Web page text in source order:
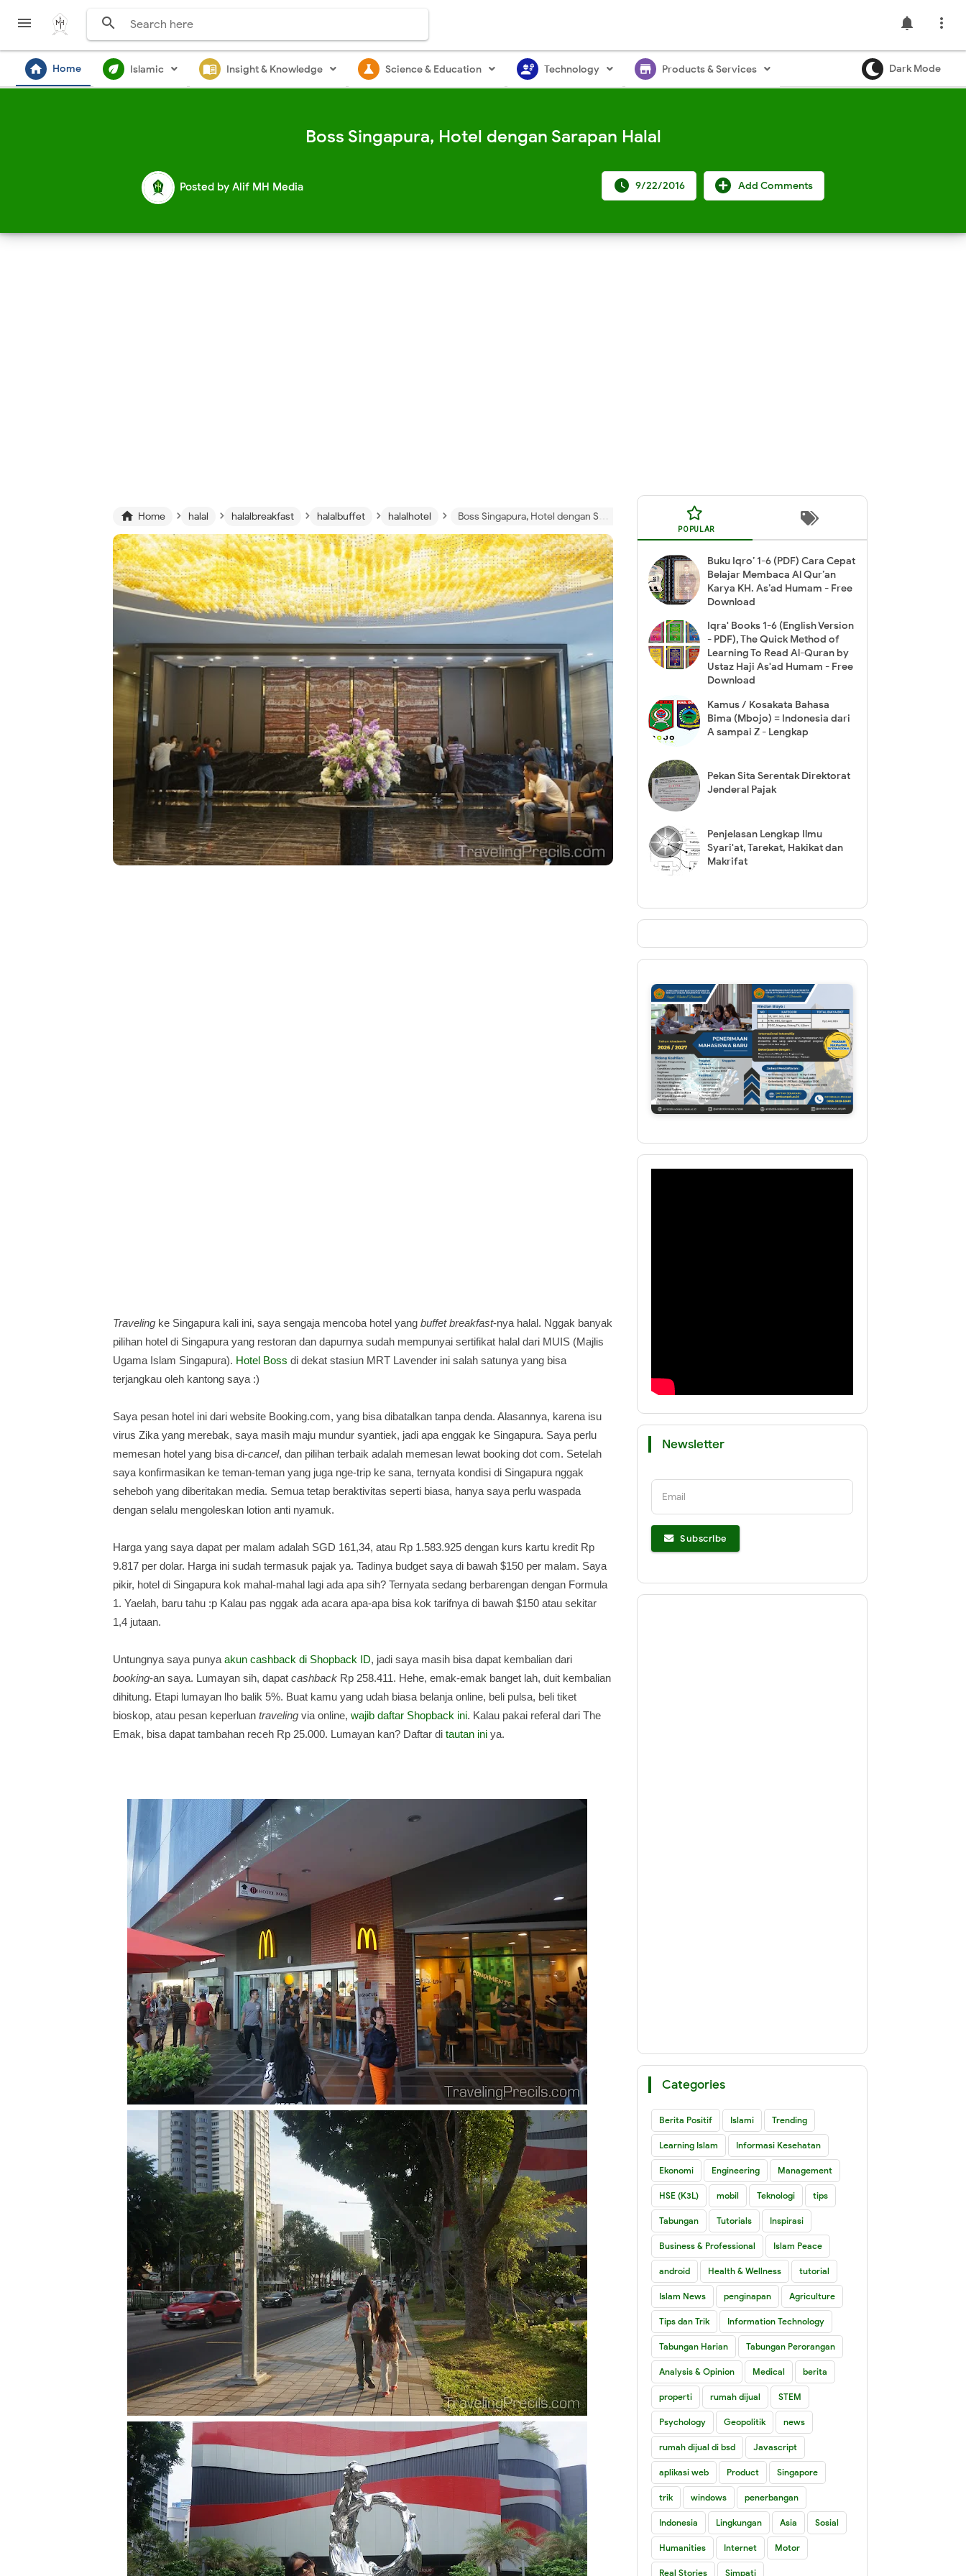
 
notifications

home Home ecodIslamic menu_book Insight & Knowledge science Science & Education engineering Technology store Products & Services Dark Mode
Boss Singapura, Hotel dengan Sarapan Halal
Posted by Alif MH Media Add Comments
 9/22/2016
 Home › halal › halalbreakfast › halalbuffet › halalhotel › Boss Singapura, Hotel dengan Sarapan Halal
Traveling ke Singapura kali ini, saya sengaja mencoba hotel yang buffet breakfast-nya halal. Nggak banyak
pilihan hotel di Singapura yang restoran dan dapurnya sudah mempunyai sertifikat halal dari MUIS (Majlis
Ugama Islam Singapura). Hotel Boss di dekat stasiun MRT Lavender ini salah satunya yang bisa
terjangkau oleh kantong saya :)
Saya pesan hotel ini dari website Booking.com, yang bisa dibatalkan tanpa denda. Alasannya, karena isu
virus Zika yang merebak, saya masih maju mundur syantiek, jadi apa enggak ke Singapura. Saya perlu
memesan hotel yang bisa di-cancel, dan pilihan terbaik adalah memesan lewat booking dot com. Setelah
saya konfirmasikan ke teman-teman yang juga nge-trip ke sana, ternyata kondisi di Singapura nggak
seheboh yang diberitakan media. Semua tetap beraktivitas seperti biasa, hanya saya perlu waspada
dengan selalu mengoleskan lotion anti nyamuk.
Harga yang saya dapat per malam adalah SGD 161,34, atau Rp 1.583.925 dengan kurs kartu kredit Rp
9.817 per dolar. Harga ini sudah termasuk pajak ya. Tadinya budget saya di bawah $150 per malam. Saya
pikir, hotel di Singapura kok mahal-mahal lagi ada apa sih? Ternyata sedang berbarengan dengan Formula
1. Yaelah, baru tahu :p Kalau pas nggak ada acara apa-apa bisa kok tarifnya di bawah $150 atau sekitar
1,4 jutaan.
Untungnya saya punya akun cashback di Shopback ID, jadi saya masih bisa dapat kembalian dari
booking-an saya. Lumayan sih, dapat cashback Rp 258.411. Hehe, emak-emak banget lah, duit kembalian
dihitung. Etapi lumayan lho balik 5%. Buat kamu yang udah biasa belanja online, beli pulsa, beli tiket
bioskop, atau pesan keperluan traveling via online, wajib daftar Shopback ini. Kalau pakai referal dari The
Emak, bisa dapat tambahan receh Rp 25.000. Lumayan kan? Daftar di tautan ini ya.
POPULAR
Buku Iqro’ 1-6 (PDF) Cara Cepat
Belajar Membaca Al Qur’an
Karya KH. As’ad Humam - Free
Download
Iqra' Books 1-6 (English Version
- PDF), The Quick Method of
Learning To Read Al-Quran by
Ustaz Haji As'ad Humam - Free
Download
Kamus / Kosakata Bahasa
Bima (Mbojo) = Indonesia dari
A sampai Z - Lengkap
Pekan Sita Serentak Direktorat
Jenderal Pajak
Penjelasan Lengkap Ilmu
Syari'at, Tarekat, Hakikat dan
Makrifat
Newsletter
Email
Subscribe
Categories
Berita Positif Islami Trending
Learning Islam Informasi Kesehatan
Ekonomi Engineering Management
HSE (K3L) mobil Teknologi tips
Tabungan Tutorials Inspirasi
Business & Professional Islam Peace
android Health & Wellness tutorial
Islam News penginapan Agriculture
Tips dan Trik Information Technology
Tabungan Harian Tabungan Perorangan
Analysis & Opinion Medical berita
properti rumah dijual STEM
Psychology Geopolitik news
rumah dijual di bsd Javascript
aplikasi web Product Singapore
trik windows penerbangan
Indonesia Lingkungan Asia Sosial
Humanities Internet Motor
Real Stories Simpati